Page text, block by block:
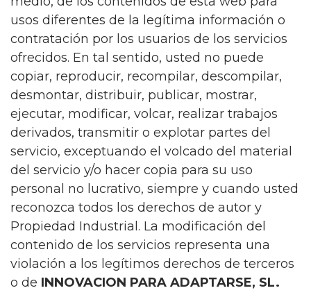
usos diferentes de la legítima información o
contratación por los usuarios de los servicios
ofrecidos. En tal sentido, usted no puede
copiar, reproducir, recompilar, descompilar,
desmontar, distribuir, publicar, mostrar,
ejecutar, modificar, volcar, realizar trabajos
derivados, transmitir o explotar partes del
servicio, exceptuando el volcado del material
del servicio y/o hacer copia para su uso
personal no lucrativo, siempre y cuando usted
reconozca todos los derechos de autor y
Propiedad Industrial. La modificación del
contenido de los servicios representa una
violación a los legítimos derechos de terceros
o de INNOVACION PARA ADAPTARSE, SL.